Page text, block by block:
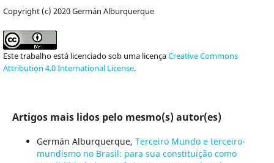
Copyright (c) 2020 Germán Alburquerque
Este trabalho está licenciado sob uma licençaCreative Commons
Attribution 4.0 International License.
Artigos mais lidos pelo mesmo(s) autor(es)
Germán Alburquerque, Terceiro Mundo e terceiro-
mundismo no Brasil: para sua constituição como